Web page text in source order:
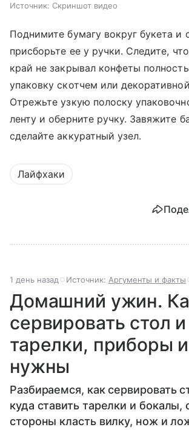
Источник: Скриншот видео
Поднимите бумагу вокруг букета и
присборьте ее у ручки. Следите,
край не закрывал конфеты
упаковку скотчем или
Отрежьте узкую полоску
ленту и оберните ручку. Завяжите
сделайте аккуратный узел.
Лайфхаки
1 день назад Источник: Аргументы и факты
Домашний ужин.
сервировать стол
тарелки, приборы
нужны
Разбираемся, как сервировать
куда ставить тарелки и бокалы,
стороны класть вилку, нож и